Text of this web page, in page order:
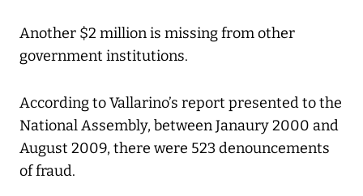
Another $2 million is missing from other
government institutions.
According to Vallarino’s report presented to the
National Assembly, between Janaury 2000 and
August 2009, there were 523 denouncements
of fraud.